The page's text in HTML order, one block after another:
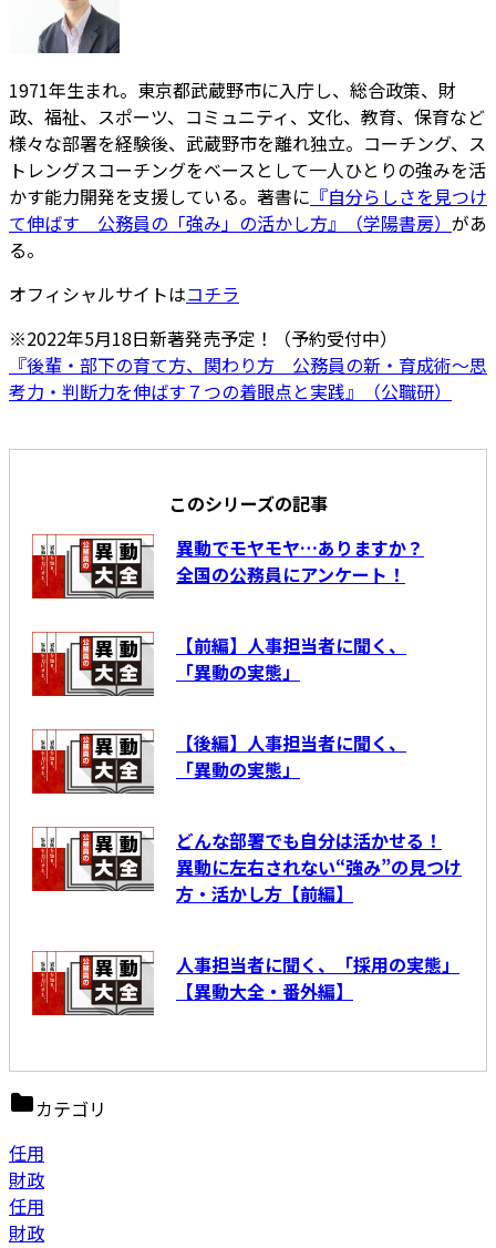
1971年生まれ。東京都武蔵野市に入庁し、総合政策、財
政、福祉、スポーツ、コミュニティ、文化、教育、保育など
様々な部署を経験後、武蔵野市を離れ独立。コーチング、ス
トレングスコーチングをベースとして一人ひとりの強みを活
かす能力開発を支援している。著書に 『自分らしさを見つけ
て伸ばす 公務員の「強み」の活かし方』（学陽書房） があ
る。
オフィシャルサイトはコチラ
※2022年5月18日新著発売予定！（予約受付中）
『後輩・部下の育て方、関わり方 公務員の新・育成術～思
考力・判断力を伸ばす７つの着眼点と実践』（公職研）
このシリーズの記事
異動でモヤモヤ…ありますか？
全国の公務員にアンケート！
【前編】人事担当者に聞く、
「異動の実態」
【後編】人事担当者に聞く、
「異動の実態」
どんな部署でも自分は活かせる！
異動に左右されない“強み”の見つけ
方・活かし方【前編】
人事担当者に聞く、「採用の実態」
【異動大全・番外編】
カテゴリ
任用
財政
任用
財政